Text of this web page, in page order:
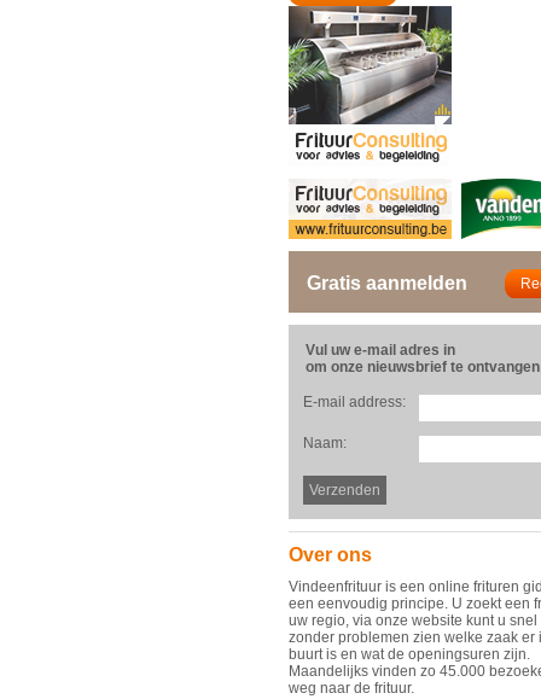
Gratis aanmelden
Vul uw e-mail adres in
om onze nieuwsbrief te
E-mail address:
Naam:
Over ons
Vindeenfrituur is een online frituren
een eenvoudig principe. U zoekt een
uw regio, via onze website kunt u snel
zonder problemen zien welke zaak er
buurt is en wat de openingsuren zijn.
Maandelijks vinden zo 45.000
weg naar de frituur.